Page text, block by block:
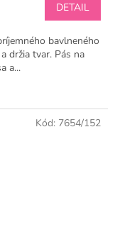
DETAIL
bavlneného
držia tvar. Pás na
a...
Kód: 7654/152